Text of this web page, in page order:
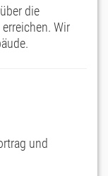
die
Wir
und